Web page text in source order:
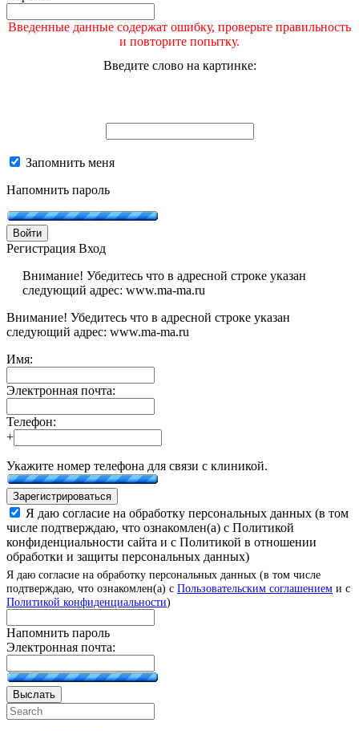
Введенные данные содержат ошибку, проверьте правильность
и повторите попытку.
Введите слово на картинке:
Запомнить меня
Напомнить пароль
Войти
Регистрация Вход
Внимание! Убедитесь что в адресной строке указан
следующий адрес: www.ma-ma.ru
Внимание! Убедитесь что в адресной строке указан
следующий адрес: www.ma-ma.ru
Имя:
Электронная почта:
Телефон:
+
Укажите номер телефона для связи с клиникой.
Зарегистрироваться
Я даю согласие на обработку персональных данных (в том
числе подтверждаю, что ознакомлен(а) с Политикой
конфиденциальности сайта и с Политикой в отношении
обработки и защиты персональных данных)
Я даю согласие на обработку персональных данных (в том числе
подтверждаю, что ознакомлен(а) с Пользовательским соглашением и с
Политикой конфиденциальности)
Напомнить пароль
Электронная почта:
Выслать